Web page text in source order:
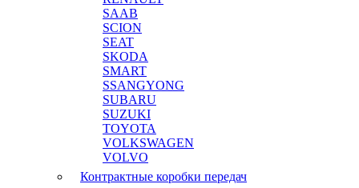
SAAB
SCION
SEAT
SKODA
SMART
SSANGYONG
SUBARU
SUZUKI
TOYOTA
VOLKSWAGEN
VOLVO
Контрактные коробки передач